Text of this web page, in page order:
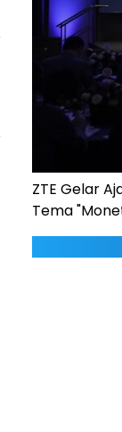
ZTE Gelar
Tema